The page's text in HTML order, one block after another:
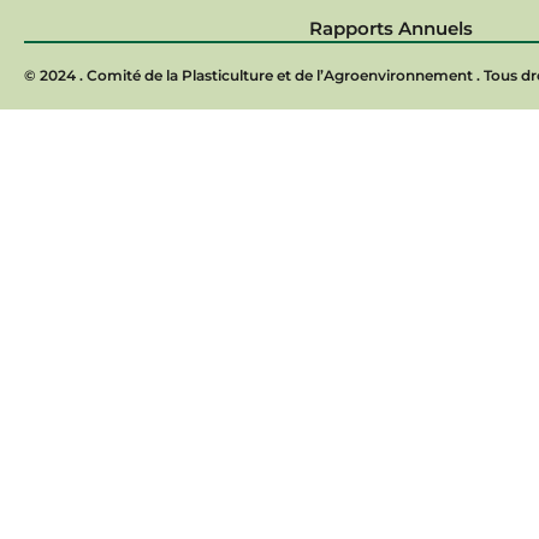
Rapports Annuels
© 2024 . Comité de la Plasticulture et de l’Agroenvironnement . Tous